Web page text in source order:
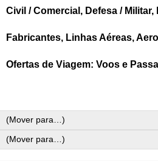
Civil / Comercial, Defesa /
Fabricantes, Linhas Aéreas,
Ofertas de Viagem: Voos e